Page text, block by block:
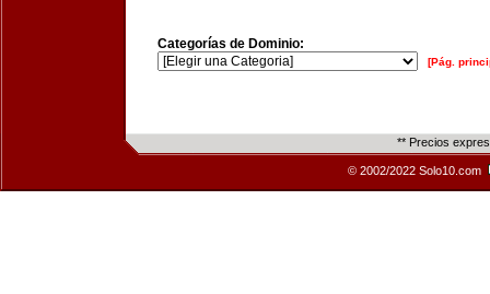
Categorías de Dominio:
[Pág.
** Precios
© 2002/2022 Solo10.com